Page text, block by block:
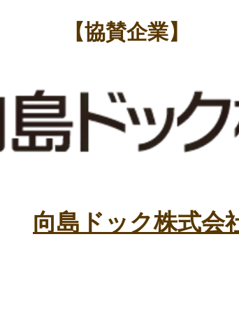
【協賛企業】
向島ドック株式会